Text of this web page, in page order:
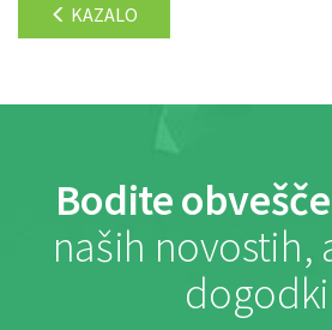
KAZALO
Bodite
naših novostih,